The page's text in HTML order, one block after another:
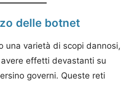
delle botnet
una varietà di scopi dannosi,
effetti devastanti su
governi. Queste reti